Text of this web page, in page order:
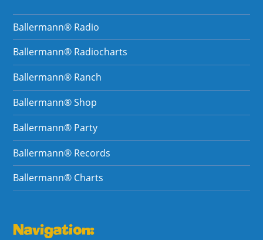
Ballermann® Radio
Ballermann® Radiocharts
Ballermann® Ranch
Ballermann® Shop
Ballermann® Party
Ballermann® Records
Ballermann® Charts
Navigation: